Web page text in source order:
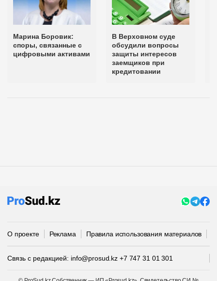
Марина Боровик:
споры, связанные с
цифровыми активами
В Верховном суде
обсудили вопросы
защиты интересов
заемщиков при
кредитовании
О проекте Реклама Правила использования материалов
Связь с редакцией: info@prosud.kz +7 747 31 01 301